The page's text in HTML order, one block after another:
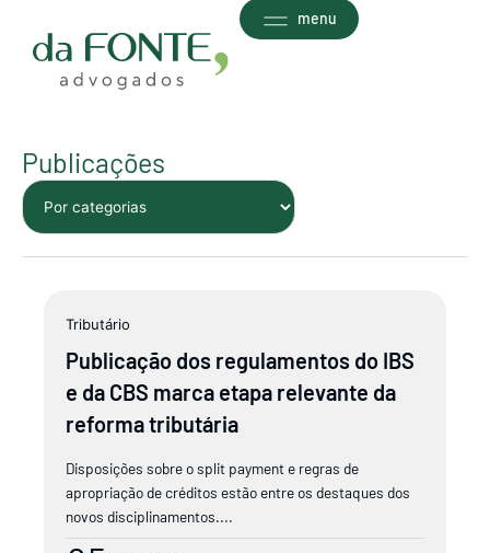
conteúdo
menu
Publicações
Tributário
Publicação dos regulamentos do IBS
e da CBS marca etapa relevante da
reforma tributária
Disposições sobre o split payment e regras de
apropriação de créditos estão entre os destaques dos
novos disciplinamentos....